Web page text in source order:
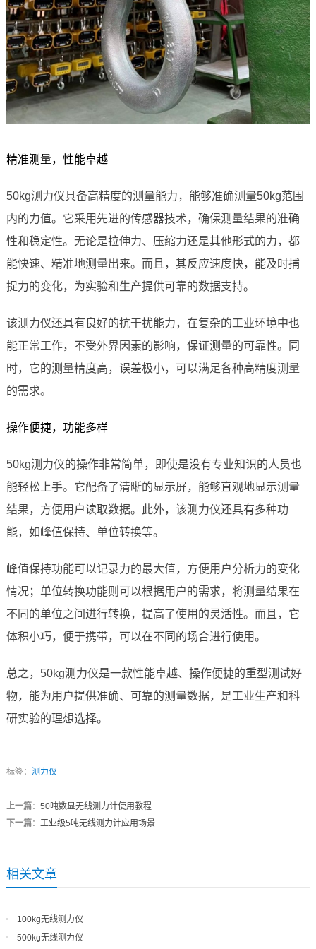
精准测量，性能卓越
50kg测力仪具备高精度的测量能力，能够准确测量50kg范围
内的力值。它采用先进的传感器技术，确保测量结果的准确
性和稳定性。无论是拉伸力、压缩力还是其他形式的力，都
能快速、精准地测量出来。而且，其反应速度快，能及时捕
捉力的变化，为实验和生产提供可靠的数据支持。
该测力仪还具有良好的抗干扰能力，在复杂的工业环境中也
能正常工作，不受外界因素的影响，保证测量的可靠性。同
时，它的测量精度高，误差极小，可以满足各种高精度测量
的需求。
操作便捷，功能多样
50kg测力仪的操作非常简单，即使是没有专业知识的人员也
能轻松上手。它配备了清晰的显示屏，能够直观地显示测量
结果，方便用户读取数据。此外，该测力仪还具有多种功
能，如峰值保持、单位转换等。
峰值保持功能可以记录力的最大值，方便用户分析力的变化
情况；单位转换功能则可以根据用户的需求，将测量结果在
不同的单位之间进行转换，提高了使用的灵活性。而且，它
体积小巧，便于携带，可以在不同的场合进行使用。
总之，50kg测力仪是一款性能卓越、操作便捷的重型测试好
物，能为用户提供准确、可靠的测量数据，是工业生产和科
研实验的理想选择。
标签： 测力仪
上一篇： 50吨数显无线测力计使用教程
下一篇： 工业级5吨无线测力计应用场景
相关文章
100kg无线测力仪
500kg无线测力仪